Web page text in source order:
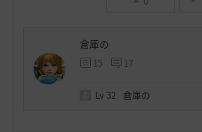
倉庫の
15 17
Lv 32 倉庫の